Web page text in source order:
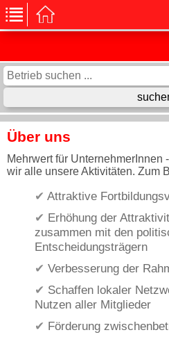
Über uns
Mehrwert für UnternehmerInnen
wir alle unsere Aktivitäten. Zum
Attraktive
Erhöhung der
zusammen mit den
Entscheidungsträgern
Verbesserung der
Schaffen lokaler
Nutzen aller Mitglieder
Förderung